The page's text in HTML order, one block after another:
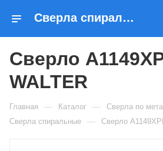
Сверла спиральные Сверло A1149XPL-13/64IN WALTER — купить по выгодным ценам в Москве
Сверло
WALTER
Главная — Каталог — Сверла по
Сверла спиральные — Сверло